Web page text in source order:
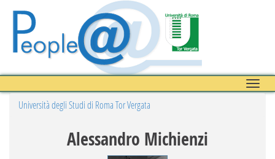
Toggle
Università degli Studi di Roma Tor Vergata
Alessandro Michienzi